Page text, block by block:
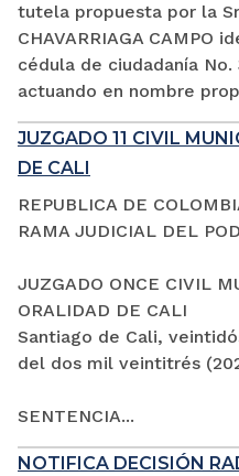
tutela propuesta por la
CHAVARRIAGA CAMPO
cédula de ciudadanía No.
actuando en nombre
JUZGADO 11 CIVIL
DE CALI
REPUBLICA DE
RAMA JUDICIAL DEL
JUZGADO ONCE CIVIL
ORALIDAD DE CALI
Santiago de Cali,
del dos mil veintitrés
SENTENCIA...
NOTIFICA DECISIÓN